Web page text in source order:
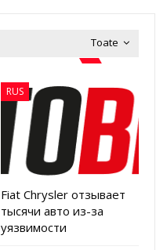
Toate
RUS
Fiat Chrysler отзывает
тысячи авто из-за
уязвимости